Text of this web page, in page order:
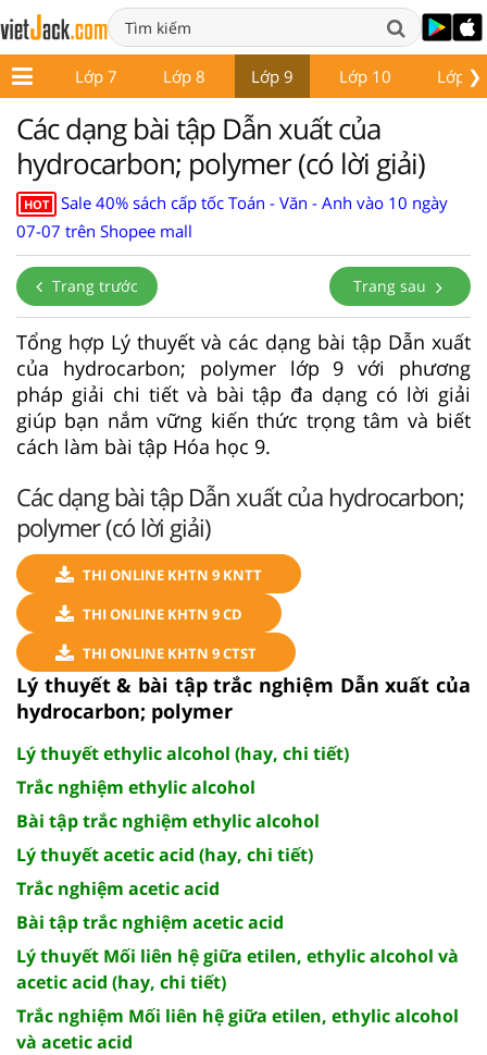
❯
6 Lớp 7 Lớp 8 Lớp 9 Lớp 10 Lớp
Các dạng bài tập Dẫn xuất của
hydrocarbon; polymer (có lời giải)
HOT
Sale 40% sách cấp tốc Toán - Văn - Anh vào 10 ngày
07-07 trên Shopee mall
Trang trước Trang sau
Tổng hợp Lý thuyết và các dạng bài tập Dẫn xuất
của hydrocarbon; polymer lớp 9 với phương
pháp giải chi tiết và bài tập đa dạng có lời giải
giúp bạn nắm vững kiến thức trọng tâm và biết
cách làm bài tập Hóa học 9.
Các dạng bài tập Dẫn xuất của hydrocarbon;
polymer (có lời giải)
THI ONLINE KHTN 9 KNTT
THI ONLINE KHTN 9 CD
THI ONLINE KHTN 9 CTST
Lý thuyết & bài tập trắc nghiệm Dẫn xuất của
hydrocarbon; polymer
Lý thuyết ethylic alcohol (hay, chi tiết)
Trắc nghiệm ethylic alcohol
Bài tập trắc nghiệm ethylic alcohol
Lý thuyết acetic acid (hay, chi tiết)
Trắc nghiệm acetic acid
Bài tập trắc nghiệm acetic acid
Lý thuyết Mối liên hệ giữa etilen, ethylic alcohol và
acetic acid (hay, chi tiết)
Trắc nghiệm Mối liên hệ giữa etilen, ethylic alcohol
và acetic acid